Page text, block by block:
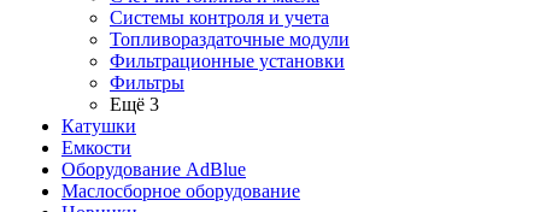
Системы контроля и учета
Топливораздаточные модули
Фильтрационные установки
Фильтры
Ещё 3
Катушки
Емкости
Оборудование AdBlue
Маслосборное оборудование